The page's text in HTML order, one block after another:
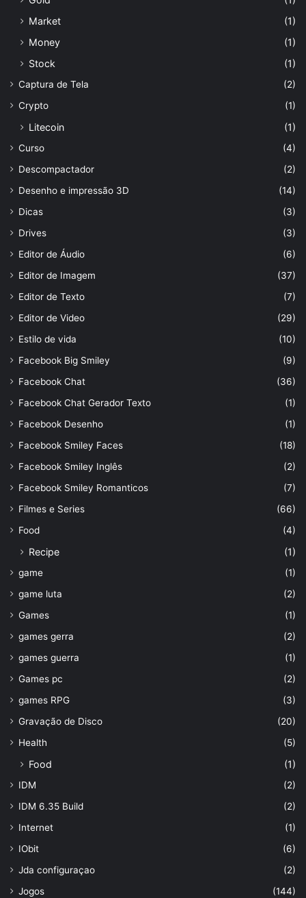
Market
(1)
Money
(1)
Stock
(1)
Captura de Tela
(2)
Crypto
(1)
Litecoin (1)
Curso
(4)
Descompactador
(2)
Desenho e impressão 3D
(14)
Dicas
(3)
Drives
(3)
Editor de Áudio
(6)
Editor de Imagem
(37)
Editor de Texto
(7)
Editor de Video
(29)
Estilo de vida
(10)
Facebook Big Smiley
(9)
Facebook Chat
(36)
Facebook Chat Gerador Texto
(1)
Facebook Desenho
(1)
Facebook Smiley Faces
(18)
Facebook Smiley Inglês
(2)
Facebook Smiley Romanticos
(7)
Filmes e Series
(66)
Food
(4)
Recipe (1)
game
(1)
game luta
(2)
Games
(1)
games gerra
(2)
games guerra
(1)
Games pc
(2)
games RPG
(3)
Gravação de Disco
(20)
Health
(5)
Food (1)
IDM
(2)
IDM 6.35 Build
(2)
Internet
(1)
IObit
(6)
Jda configuraçao
(2)
Jogos
(144)